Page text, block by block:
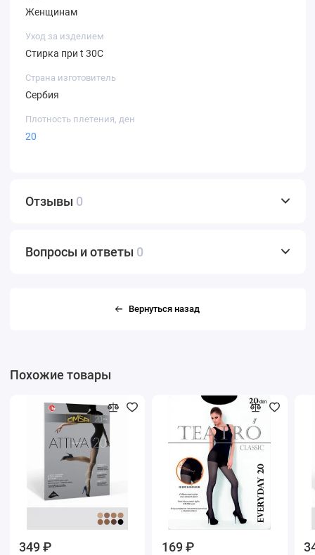
Женщинам
Уход за изделием
Стирка при t 30С
Страна изготовитель
Сербия
Плотность плетения, ден
20
Отзывы 0
Вопросы и ответы 0
Вернуться назад
Похожие товары
349 ₽ 169 ₽